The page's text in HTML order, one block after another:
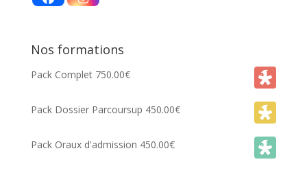
Nos formations
Pack Complet 750.00€
Pack Dossier Parcoursup 450.00€
Pack Oraux d'admission 450.00€